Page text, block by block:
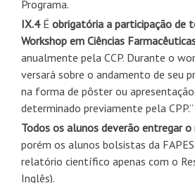
Programa.
IX.4 É obrigatória a participação de
Workshop em Ciências
anualmente pela CCP. Durante o
versará sobre o andamento de seu
na forma de pôster ou
determinado previamente pela CPP.”
Todos os alunos deverão entregar
porém os alunos bolsistas da
relatório científico apenas com o
Inglês).